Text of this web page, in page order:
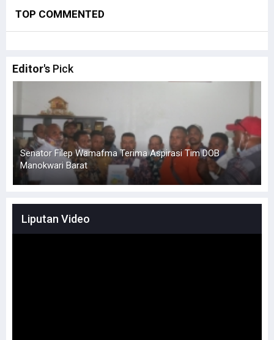
TOP COMMENTED
Editor's Pick
Senator Filep Wamafma Terima Aspirasi Tim DOB
Manokwari Barat
Liputan Video